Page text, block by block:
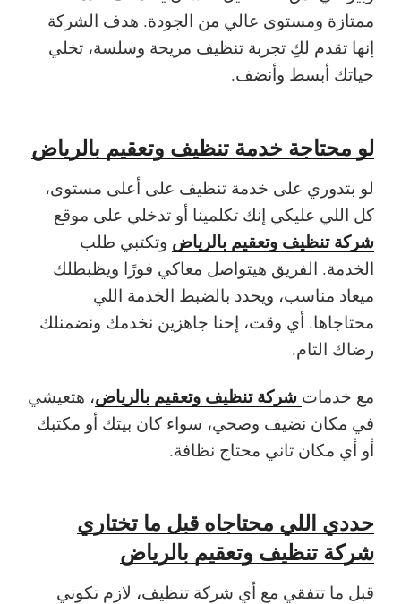
ممتازة ومستوى عالي من الجودة. هدف الشركة
إنها تقدم لكِ تجربة تنظيف مريحة وسلسة، تخلي
حياتك أبسط وأنضف.
لو محتاجة خدمة تنظيف وتعقيم بالرياض
لو بتدوري على خدمة تنظيف على أعلى مستوى،
كل اللي عليكي إنك تكلمينا أو تدخلي على موقع
شركة تنظيف وتعقيم بالرياض وتكتبي طلب
الخدمة. الفريق هيتواصل معاكي فورًا ويظبطلك
ميعاد مناسب، ويحدد بالضبط الخدمة اللي
محتاجاها. أي وقت، إحنا جاهزين نخدمك ونضمنلك
رضاك التام.
مع خدمات شركة تنظيف وتعقيم بالرياض، هتعيشي
في مكان نضيف وصحي، سواء كان بيتك أو مكتبك
أو أي مكان تاني محتاج نظافة.
حددي اللي محتاجاه قبل ما تختاري
شركة تنظيف وتعقيم بالرياض
قبل ما تتفقي مع أي شركة تنظيف، لازم تكوني